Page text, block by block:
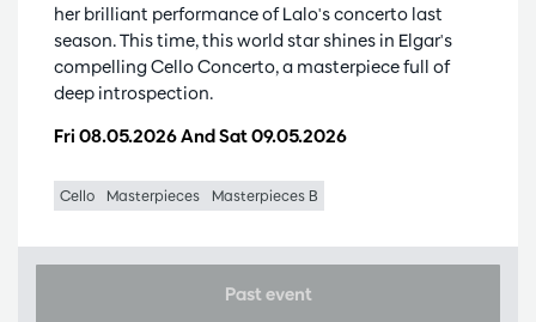
Fri 08.05.2026AndSat 09.05.2026
her brilliant performance of Lalo's concerto last
season. This time, this world star shines in Elgar's
compelling Cello Concerto, a masterpiece full of
deep introspection.
Cello Masterpieces Masterpieces B
Past event